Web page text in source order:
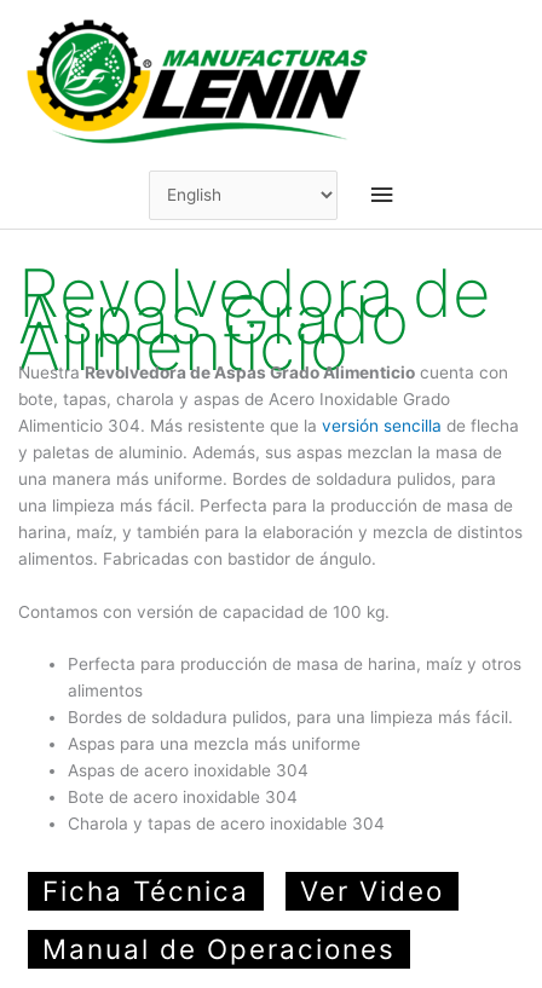
content
Main
Revolvedora de
Aspas Grado
Alimenticio
NuestraRevolvedora de Aspas Grado Alimenticio cuenta con
bote, tapas, charola y aspas de Acero Inoxidable Grado
Alimenticio 304. Más resistente que la versión sencilla de flecha
y paletas de aluminio. Además, sus aspas mezclan la masa de
una manera más uniforme. Bordes de soldadura pulidos, para
una limpieza más fácil. Perfecta para la producción de masa de
harina, maíz, y también para la elaboración y mezcla de distintos
alimentos. Fabricadas con bastidor de ángulo.
Contamos con versión de capacidad de 100 kg.
Perfecta para producción de masa de harina, maíz y otros
alimentos
Bordes de soldadura pulidos, para una limpieza más fácil.
Aspas para una mezcla más uniforme
Aspas de acero inoxidable 304
Bote de acero inoxidable 304
Charola y tapas de acero inoxidable 304
Ficha Técnica
Ver Video
Manual de Operaciones